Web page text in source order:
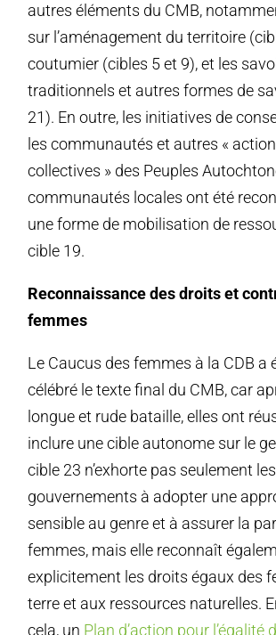
autres éléments du CMB,
sur l’aménagement du territoire
coutumier (cibles 5 et 9), et les
traditionnels et autres formes de
21). En outre, les initiatives de
les communautés et autres «
collectives » des Peuples
communautés locales ont été
une forme de mobilisation de
cible 19.
Reconnaissance des droits et
femmes
Le Caucus des femmes à la CDB a
célébré le texte final du CMB, car
longue et rude bataille, elles ont
inclure une cible autonome sur le
cible 23 n’exhorte pas seulement les
gouvernements à adopter une
sensible au genre et à assurer la
femmes, mais elle reconnaît
explicitement les droits égaux des
terre et aux ressources naturelles.
cela, un Plan d’action pour l’égalité